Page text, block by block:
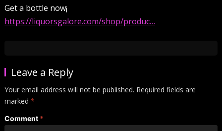
Get a bottle now¡
https://liquorsgalore.com/shop/produc…
Leave a Reply
Your email address will not be published. Required fields are
marked *
Comment *